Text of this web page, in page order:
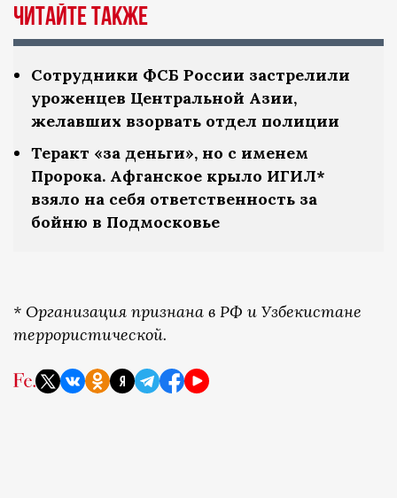
Читайте также
Сотрудники ФСБ России застрелили
уроженцев Центральной Азии,
желавших взорвать отдел полиции
Теракт «за деньги», но с именем
Пророка. Афганское крыло ИГИЛ*
взяло на себя ответственность за
бойню в Подмосковье
* Организация признана в РФ и Узбекистане
террористической.